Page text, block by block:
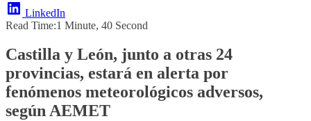
LinkedIn
Read Time:1 Minute, 40 Second
Castilla y León, junto a otras 24
provincias, estará en alerta por
fenómenos meteorológicos adversos,
según AEMET